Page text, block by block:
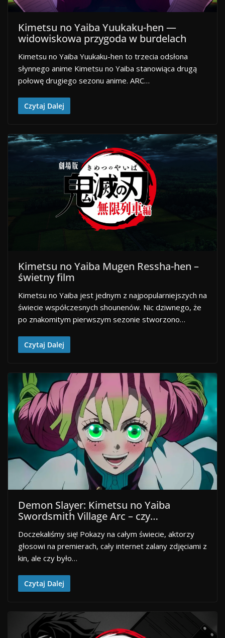
Kimetsu no Yaiba Yuukaku-hen —
widowiskowa przygoda w burdelach
Kimetsu no Yaiba Yuukaku-hen to trzecia odsłona
słynnego anime Kimetsu no Yaiba stanowiąca drugą
połowę drugiego sezonu anime. ARC…
Czytaj Dalej
Kimetsu no Yaiba Mugen Ressha-hen –
świetny film
Kimetsu no Yaiba jest jednym z najpopularniejszych na
świecie współczesnych shounenów. Nic dziwnego, że
po znakomitym pierwszym sezonie stworzono…
Czytaj Dalej
Demon Slayer: Kimetsu no Yaiba
Swordsmith Village Arc – czy…
Doczekaliśmy się! Pokazy na całym świecie, aktorzy
głosowi na premierach, cały internet zalany zdjęciami z
kin, ale czy było…
Czytaj Dalej